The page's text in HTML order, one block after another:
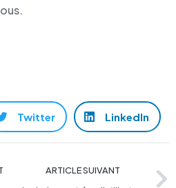
Twitter LinkedIn
ARTICLE SUIVANT